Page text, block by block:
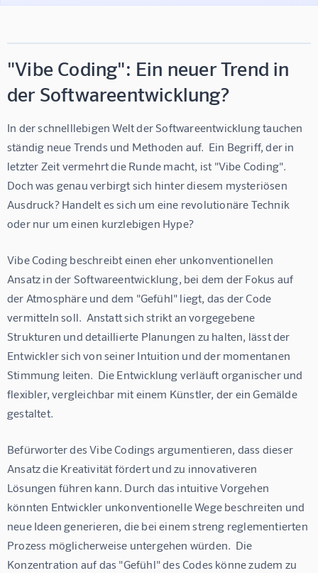
"Vibe Coding": Ein neuer Trend in
der Softwareentwicklung?
In der schnelllebigen Welt der Softwareentwicklung tauchen
ständig neue Trends und Methoden auf.  Ein Begriff, der in
letzter Zeit vermehrt die Runde macht, ist "Vibe Coding".
Doch was genau verbirgt sich hinter diesem mysteriösen
Ausdruck? Handelt es sich um eine revolutionäre Technik
oder nur um einen kurzlebigen Hype?
Vibe Coding beschreibt einen eher unkonventionellen
Ansatz in der Softwareentwicklung, bei dem der Fokus auf
der Atmosphäre und dem "Gefühl" liegt, das der Code
vermitteln soll.  Anstatt sich strikt an vorgegebene
Strukturen und detaillierte Planungen zu halten, lässt der
Entwickler sich von seiner Intuition und der momentanen
Stimmung leiten.  Die Entwicklung verläuft organischer und
flexibler, vergleichbar mit einem Künstler, der ein Gemälde
gestaltet.
Befürworter des Vibe Codings argumentieren, dass dieser
Ansatz die Kreativität fördert und zu innovativeren
Lösungen führen kann. Durch das intuitive Vorgehen
könnten Entwickler unkonventionelle Wege beschreiten und
neue Ideen generieren, die bei einem streng reglementierten
Prozess möglicherweise untergehen würden.  Die
Konzentration auf das "Gefühl" des Codes könne zudem zu